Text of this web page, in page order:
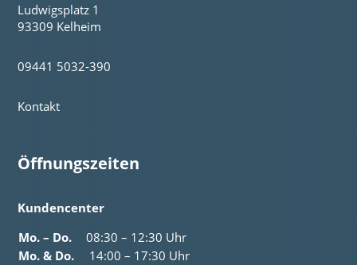
Ludwigsplatz 1
93309 Kelheim
09441 5032-390
Kontakt
Öffnungszeiten
Kundencenter
Mo. – Do.
08:30 – 12:30 Uhr
Mo. & Do.
14:00 – 17:30 Uhr